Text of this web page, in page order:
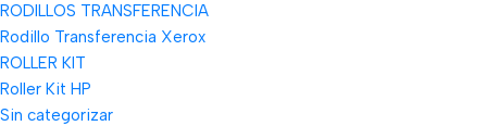
RODILLOS TRANSFERENCIA
Rodillo Transferencia Xerox
ROLLER KIT
Roller Kit HP
Sin categorizar